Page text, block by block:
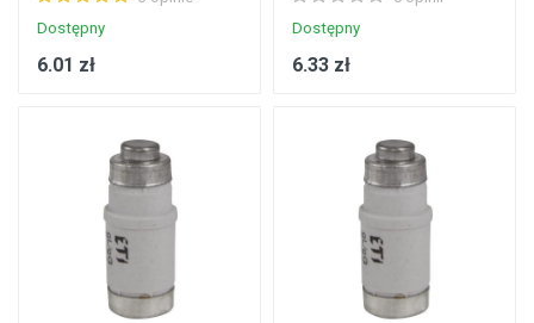
Dostępny
6.01 zł
Dostępny
6.33 zł